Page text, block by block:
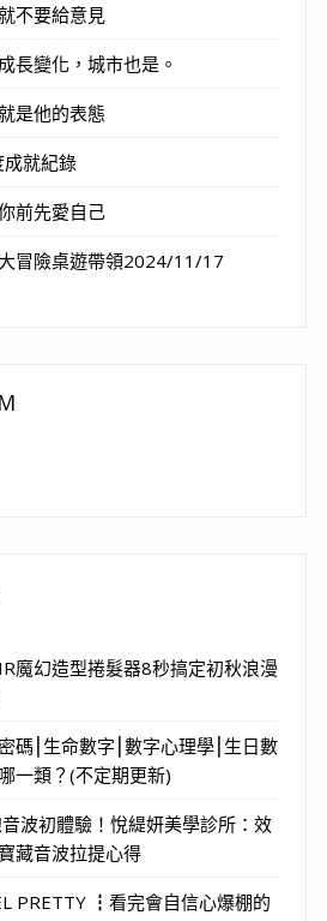
不要給意見
長變化，城市也是。
是他的表態
就紀錄
前先愛自己
大冒險桌遊帶領2024/11/17
魔幻造型捲髮器8秒搞定初秋浪漫
碼⎮生命數字⎮數字心理學⎮生日數
一類？(不定期更新)
音波初體驗！悅緹妍美學診所：效
藏音波拉提心得
PRETTY ┇看完會自信心爆棚的